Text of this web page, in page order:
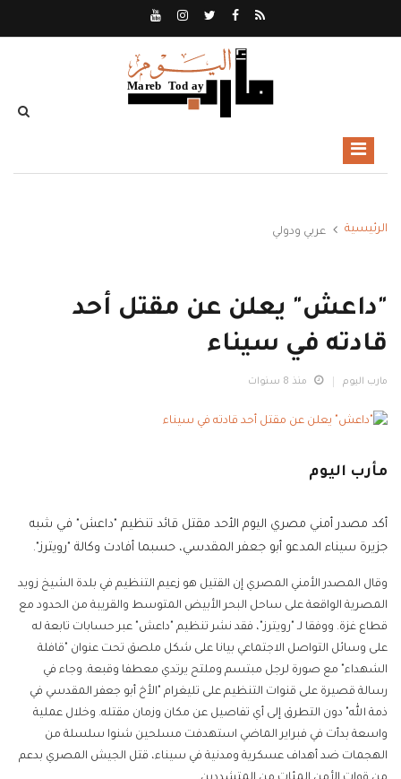
الرئيسية عربي ودولي
"داعش" يعلن عن مقتل أحد
قادته في سيناء
مارب اليوم منذ 8 سنوات
مأرب اليوم
أكد مصدر أمني مصري اليوم الأحد مقتل قائد تنظيم "داعش" في شبه
جزيرة سيناء المدعو أبو جعفر المقدسي، حسبما أفادت وكالة "رويترز".
وقال المصدر الأمني المصري إن القتيل هو زعيم التنظيم في بلدة الشيخ زويد
المصرية الواقعة على ساحل البحر الأبيض المتوسط والقريبة من الحدود مع
قطاع غزة. ووفقا لـ "رويترز"، فقد نشر تنظيم "داعش" عبر حسابات تابعة له
على وسائل التواصل الاجتماعي بيانا على شكل ملصق تحت عنوان "قافلة
الشهداء" مع صورة لرجل مبتسم وملتح يرتدي معطفا وقبعة. وجاء في
رسالة قصيرة على قنوات التنظيم على تليغرام "الأخ أبو جعفر المقدسي في
ذمة الله" دون التطرق إلى أي تفاصيل عن مكان وزمان مقتله. وخلال عملية
واسعة بدأت في فبراير الماضي استهدفت مسلحين شنوا سلسلة من
الهجمات ضد أهداف عسكرية ومدنية في سيناء، قتل الجيش المصري بدعم